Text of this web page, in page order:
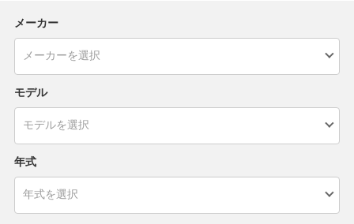
メーカー
モデル
年式